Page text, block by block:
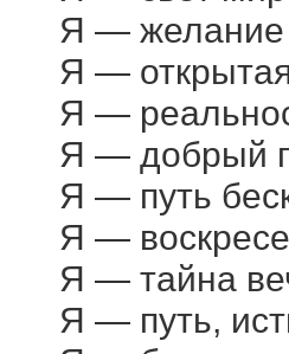
Я — желание
Я —
Я —
Я — добрый
Я — путь
Я —
Я — тайна
Я — путь,